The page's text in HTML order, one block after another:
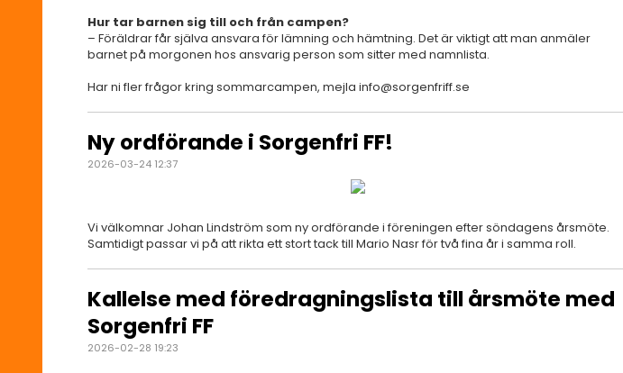
Hur tar barnen sig till och från campen?
– Föräldrar får själva ansvara för lämning och hämtning. Det är viktigt att man anmäler
barnet på morgonen hos ansvarig person som sitter med namnlista.
Har ni fler frågor kring sommarcampen, mejla info@sorgenfriff.se
Ny ordförande i Sorgenfri FF!
2026-03-24 12:37
Vi välkomnar Johan Lindström som ny ordförande i föreningen efter söndagens årsmöte.
Samtidigt passar vi på att rikta ett stort tack till Mario Nasr för två fina år i samma roll.
Kallelse med föredragningslista till årsmöte med
Sorgenfri FF
2026-02-28 19:23